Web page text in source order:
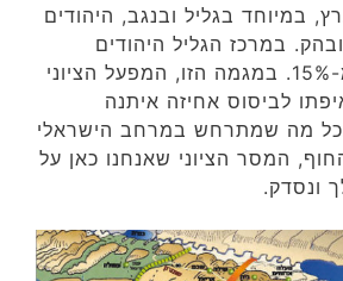
במיוחד בגליל ובנגב, היהודים
במרכז הגליל היהודים
מהווים לא יותר מ-15%. במגמה הזו, המפעל הציוני
לביסוס אחיזה איתנה
מה שמתרחש במרחב הישראלי
המסר הציוני שאנחנו כאן על
ונסדק.